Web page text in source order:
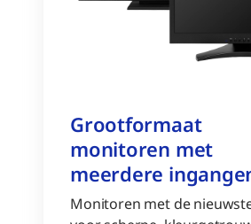
Grootformaat
monitoren met
meerdere
Monitoren met de